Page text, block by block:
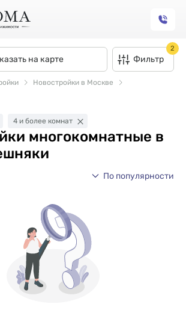
на карте Фильтр
2
Новостройки в Москве
4 и более комнат
многокомнатные в
По популярности